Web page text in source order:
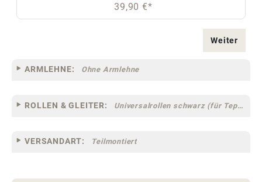
39,90 €*
Weiter
ARMLEHNE: Ohne Armlehne
ROLLEN & GLEITER: Universalrollen schwarz (für Teppich- und Hartböden geeignet) [13-41]
VERSANDART: Teilmontiert